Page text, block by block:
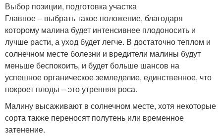
Выбор позиции, подготовка участка
Главное – выбрать такое положение, благодаря
которому малина будет интенсивнее плодоносить и
лучше расти, а уход будет легче. В достаточно теплом и
солнечном месте болезни и вредители малины будут
меньше беспокоить, и будет больше шансов на
успешное органическое земледелие, единственное, что
покроет плоды – это утренняя роса.
Малину высаживают в солнечном месте, хотя некоторые
сорта также переносят полутень или временное
затенение.